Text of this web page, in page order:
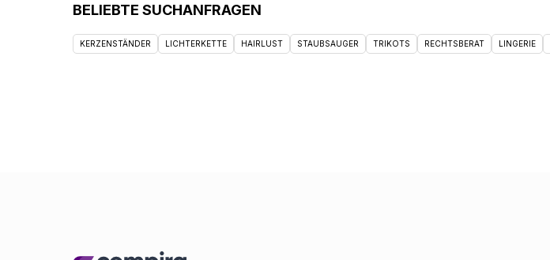
BELIEBTE SUCHANFRAGEN
KERZENSTÄNDER LICHTERKETTE HAIRLUST STAUBSAUGER TRIKOTS RECHTSBERAT LINGERIE